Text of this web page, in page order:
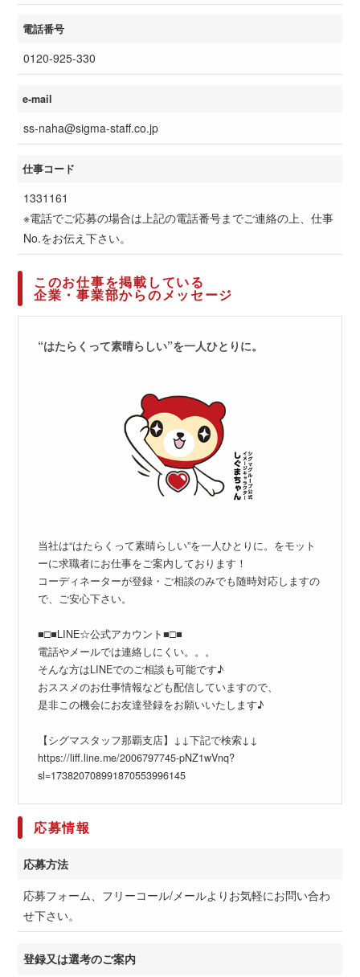
電話番号
0120-925-330
e-mail
ss-naha@sigma-staff.co.jp
仕事コード
1331161
※電話でご応募の場合は上記の電話番号までご連絡の上、仕事
No.をお伝え下さい。
このお仕事を掲載している
企業・事業部からのメッセージ
“はたらくって素晴らしい”を一人ひとりに。
当社は“はたらくって素晴らしい”を一人ひとりに。をモット
ーに求職者にお仕事をご案内しております！
コーディネーターが登録・ご相談のみでも随時対応しますの
で、ご安心下さい。
■□■LINE☆公式アカウント■□■
電話やメールでは連絡しにくい。。。
そんな方はLINEでのご相談も可能です♪
おススメのお仕事情報なども配信していますので、
是非この機会にお友達登録をお願いいたします♪
【シグマスタッフ那覇支店】↓↓下記で検索↓↓
https://liff.line.me/2006797745-pNZ1wVnq?
sl=173820708991870553996145
応募情報
応募方法
応募フォーム、フリーコール/メールよりお気軽にお問い合わ
せ下さい。
登録又は選考のご案内